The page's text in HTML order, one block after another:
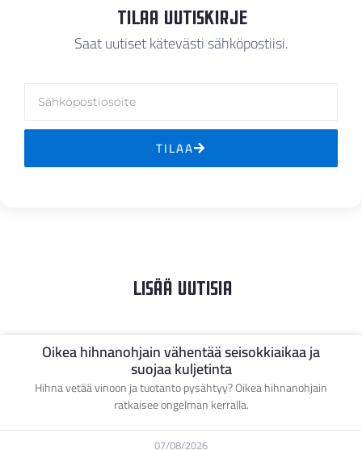
Tilaa Uutiskirje
Saat uutiset kätevästi sähköpostiisi.
TILAA
Lisää Uutisia
Oikea hihnanohjain vähentää seisokkiaikaa ja
suojaa kuljetinta
Hihna vetää vinoon ja tuotanto pysähtyy? Oikea hihnanohjain
ratkaisee ongelman kerralla.
07/08/2026